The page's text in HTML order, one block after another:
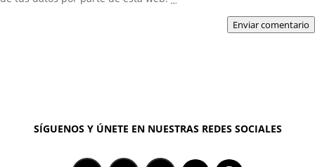
Enviar comentario
SÍGUENOS Y ÚNETE EN NUESTRAS REDES SOCIALES